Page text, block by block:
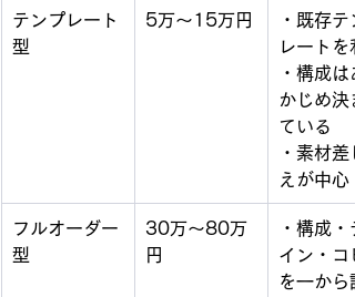
テンプレート
型
5万〜15万円
・既存テ
レートを
・構成は
かじめ決
ている
・素材差
えが中心
フルオーダー
型
30万〜80万
円
・構成・
イン・コ
を一から